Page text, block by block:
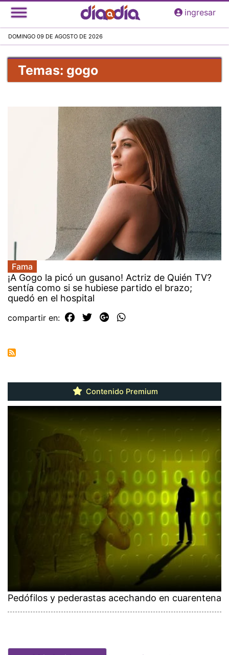
Pasar
al
principal
ingresar
DOMINGO 09 DE AGOSTO DE 2026
Temas: gogo
Fama
¡A Gogo la picó un gusano! Actriz de Quién TV?
sentía como si se hubiese partido el brazo;
quedó en el hospital
compartir en:
Contenido Premium
Pedófilos y pederastas acechando en cuarentena